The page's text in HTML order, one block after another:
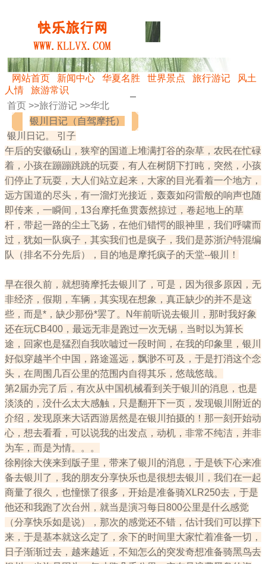
网站首页 新闻中心 华夏名胜 世界景点 旅行游记
风土
人情
旅游常识
首页 >>旅行游记 >>华北
银川日记（自驾摩托）
银川日记。 引子
午后的安徽砀山，狭窄的国道上堆满打谷的杂草，农民在忙碌
着，小孩在蹦蹦跳跳的玩耍，有人在树阴下打盹，突然，小孩
们停止了玩耍，大人们站立起来，大家的目光看着一个地方，
远方国道的尽头，有一溜灯光接近，轰轰如闷雷般的响声也随
即传来，一瞬间，13台摩托鱼贯轰然掠过，卷起地上的草
杆，带起一路的尘土飞扬，在他们错愕的眼神里，我们呼啸而
过，犹如一队疯子，其实我们也是疯子，我们是苏浙沪特混编
队（排名不分先后），目的地是摩托疯子的天堂--银川！
早在很久前，就想骑摩托去银川了，可是，因为很多原因，无
非经济，假期，车辆，其实现在想象，真正缺少的并不是这
些，而是*，缺少那份*罢了。N年前听说去银川，那时我好象
还在玩CB400，最远无非是跑过一次无锡，当时以为算长
途，回家也是猛烈自我吹嘘过一段时间，在我的印象里，银川
好似穿越半个中国，路途遥远，飘渺不可及，于是打消这个念
头，在周围几百公里的范围内自得其乐，悠哉悠哉。
第2届办完了后，有次从中国机械看到关于银川的消息，也是
淡淡的，没什么太大感触，只是翻开下一页，发现银川附近的
介绍，发现原来大话西游居然是在银川拍摄的！那一刻开始动
心，想去看看，可以说我的出发点，动机，非常不纯洁，并非
为车，而是为情。。。
徐刚徐大侠来到版子里，带来了银川的消息，于是铁下心来准
备去银川了，我的朋友分享快乐也是很想去银川，我们在一起
商量了很久，也憧憬了很多，开始是准备骑XLR250去，于是
他还和我跑了次台州，就当是演习每日800公里是什么感觉
（分享快乐如是说），那次的感觉还不错，估计我们可以撑下
来，于是基本就这么定了，余下的时间里大家忙着准备一切，
日子渐渐过去，越来越近，不知怎么的突发奇想准备骑黑鸟去